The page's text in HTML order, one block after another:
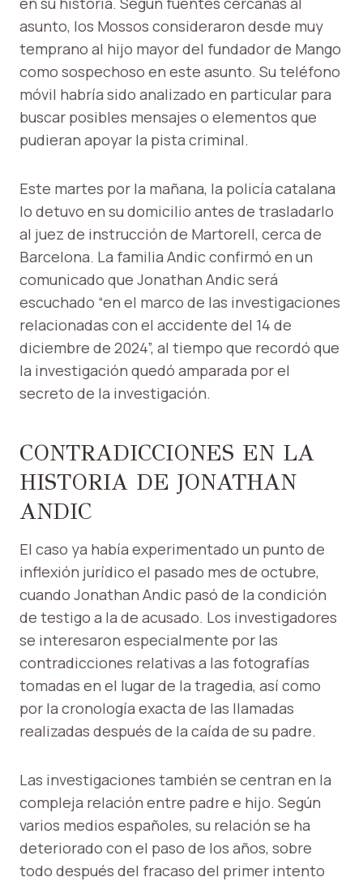
asunto, los Mossos consideraron desde muy
temprano al hijo mayor del fundador de Mango
como sospechoso en este asunto. Su teléfono
móvil habría sido analizado en particular para
buscar posibles mensajes o elementos que
pudieran apoyar la pista criminal.
Este martes por la mañana, la policía catalana
lo detuvo en su domicilio antes de trasladarlo
al juez de instrucción de Martorell, cerca de
Barcelona. La familia Andic confirmó en un
comunicado que Jonathan Andic será
escuchado “en el marco de las investigaciones
relacionadas con el accidente del 14 de
diciembre de 2024”, al tiempo que recordó que
la investigación quedó amparada por el
secreto de la investigación.
CONTRADICCIONES EN LA
HISTORIA DE JONATHAN
ANDIC
El caso ya había experimentado un punto de
inflexión jurídico el pasado mes de octubre,
cuando Jonathan Andic pasó de la condición
de testigo a la de acusado. Los investigadores
se interesaron especialmente por las
contradicciones relativas a las fotografías
tomadas en el lugar de la tragedia, así como
por la cronología exacta de las llamadas
realizadas después de la caída de su padre.
Las investigaciones también se centran en la
compleja relación entre padre e hijo. Según
varios medios españoles, su relación se ha
deteriorado con el paso de los años, sobre
todo después del fracaso del primer intento